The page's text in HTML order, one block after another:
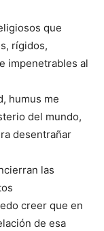
que
rígidos,
impenetrables al
humus me
del mundo,
desentrañar
las
creer que en
de esa